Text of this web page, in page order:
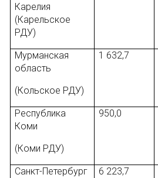
Карелия
(Карельское
РДУ)
Мурманская
область
(Кольское РДУ)
1 632,7
Республика
Коми
(Коми РДУ)
950,0
Санкт-Петербург 6 223,7